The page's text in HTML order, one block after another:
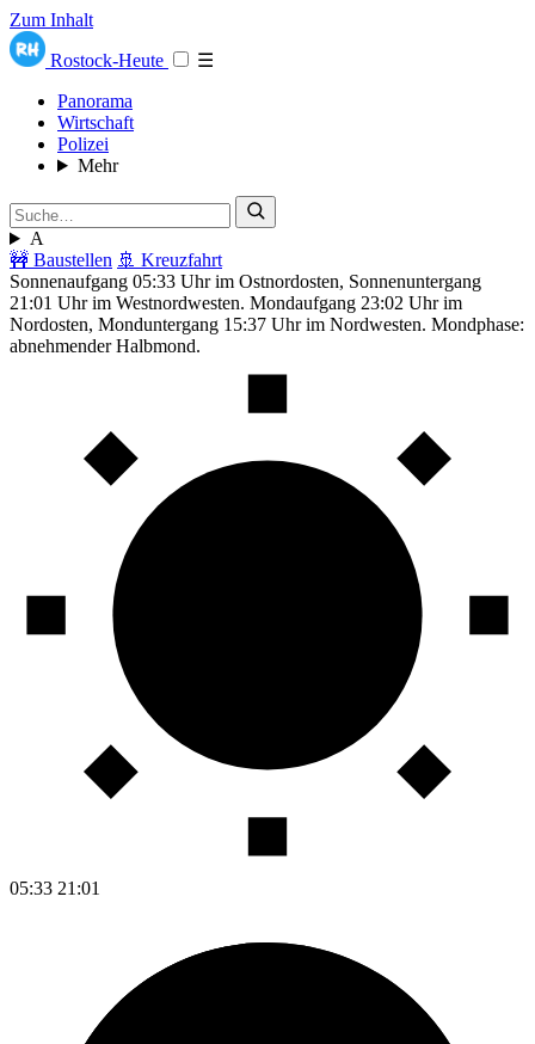
Zum Inhalt
Rostock-Heute
☰
Panorama
Wirtschaft
Polizei
Mehr
A
🚧 Baustellen 🚢 Kreuzfahrt
Sonnenaufgang 05:33 Uhr im Ostnordosten, Sonnenuntergang
21:01 Uhr im Westnordwesten. Mondaufgang 23:02 Uhr im
Nordosten, Monduntergang 15:37 Uhr im Nordwesten. Mondphase:
abnehmender Halbmond.
05:33 21:01